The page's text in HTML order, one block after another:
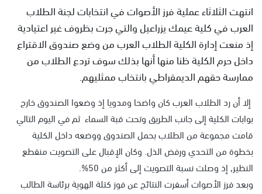
انتهت الثلاثاء عملية فرز الأصوات في انتخابات لجنة الطلاب
العرب في كلية عيمك يزراعيل والتي جرت بظروف غير اعتيادية
إذ منعت إدارة الكلية الطلاب العرب من وضع صندوق الاقتراع
داخل حرم الكلية ظنا منها أنها بذلك سوف تردع الطلاب من
ممارسة حقهم الديمقراطي بانتخاب ممثليهم.
إلا أن رد الطلاب العرب كان واضحا ومدويا إذ وضعوا الصندوق خارج
بوابات الكلية إلى جانب الطريق وتحت قبة السماء ثم في اليوم التالي
قامت مجموعة من الطلاب بحمل الصندوق ووضعه داخل الكلية
بخطوة من التحدي ورفض الذل. وكان الإقبال على التصويت منقطع
النظير, إذ وصلت نسبة التصويت إلى أكثر من 50%.
وبعد فرز الأصوات أسفرت النتائج عن فوز كتلة الهوية برئاسة الطالب